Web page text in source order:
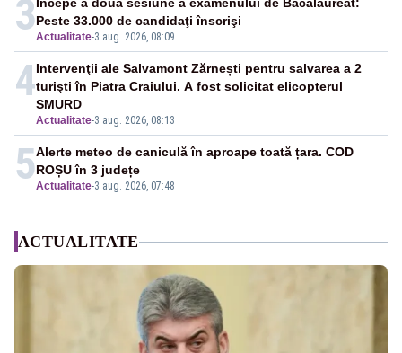
3Actualitate-3 aug. 2026, 08:09
Peste 33.000 de candidaţi înscrişi
4
Actualitate-3 aug. 2026, 08:13
Intervenţii ale Salvamont Zărnești pentru salvarea a 2
turişti în Piatra Craiului. A fost solicitat elicopterul
SMURD
5Actualitate-3 aug. 2026, 07:48
Alerte meteo de caniculă în aproape toată țara. COD
ROȘU în 3 județe
ACTUALITATE